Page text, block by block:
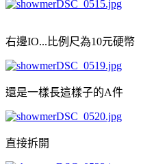
右邊IO...比例尺為10元硬幣
還是一樣長這樣子的A件
直接拆開